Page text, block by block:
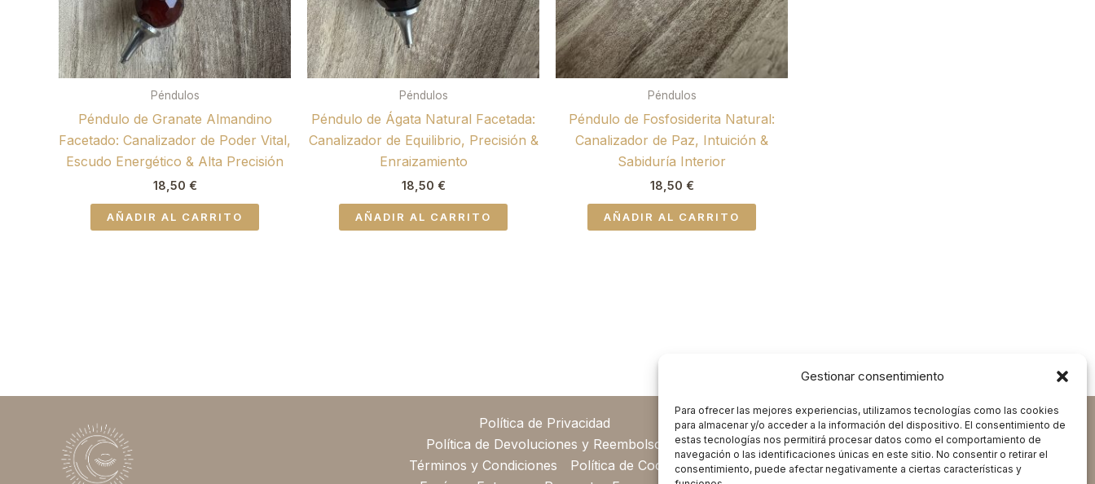
Gestionar consentimiento
Para ofrecer las mejores experiencias, utilizamos tecnologías como las cookies
para almacenar y/o acceder a la información del dispositivo. El consentimiento de
estas tecnologías nos permitirá procesar datos como el comportamiento de
navegación o las identificaciones únicas en este sitio. No consentir o retirar el
consentimiento, puede afectar negativamente a ciertas características y
Péndulos
Péndulo de Granate Almandino
Facetado: Canalizador de Poder Vital,
Escudo Energético & Alta Precisión
18,50 €
AÑADIR AL CARRITO
Péndulos
Péndulo de Ágata Natural Facetada:
Canalizador de Equilibrio, Precisión &
Enraizamiento
18,50 €
AÑADIR AL CARRITO
Péndulos
Péndulo de Fosfosiderita Natural:
Canalizador de Paz, Intuición &
Sabiduría Interior
18,50 €
AÑADIR AL CARRITO
Política de Privacidad
Política de Devoluciones y Reembolsos
Términos y Condiciones
Política de Cookies